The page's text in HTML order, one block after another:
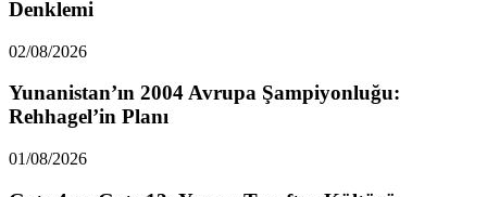
Denklemi
02/08/2026
Yunanistan’ın 2004 Avrupa Şampiyonluğu:
Rehhagel’in Planı
01/08/2026